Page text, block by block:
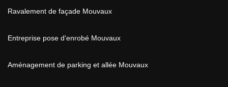
Ravalement de façade Mouvaux
Entreprise pose d'enrobé Mouvaux
Aménagement de parking et allée Mouvaux